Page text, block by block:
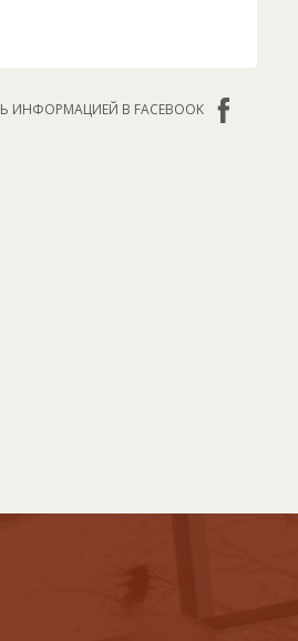
ИНФОРМАЦИЕЙ В FACEBOOK